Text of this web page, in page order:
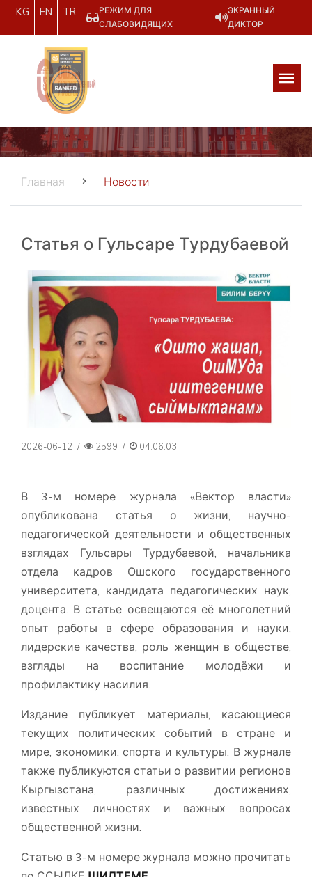
KG EN TR
РЕЖИМ ДЛЯ
СЛАБОВИДЯЩИХ
ЭКРАННЫЙ
ДИКТОР
Главная Новости
Статья о Гульсаре Турдубаевой
2026-06-12 / 2599 / 04:06:03
В 3-м номере журнала «Вектор власти»
опубликована статья о жизни, научно-
педагогической деятельности и общественных
взглядах Гульсары Турдубаевой, начальника
отдела кадров Ошского государственного
университета, кандидата педагогических наук,
доцента. В статье освещаются её многолетний
опыт работы в сфере образования и науки,
лидерские качества, роль женщин в обществе,
взгляды на воспитание молодёжи и
профилактику насилия.
Издание публикует материалы, касающиеся
текущих политических событий в стране и
мире, экономики, спорта и культуры. В журнале
также публикуются статьи о развитии регионов
Кыргызстана, различных достижениях,
известных личностях и важных вопросах
общественной жизни.
Статью в 3-м номере журнала можно прочитать